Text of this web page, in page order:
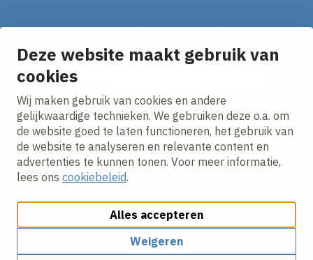
Deze website maakt gebruik van
cookies
Wij maken gebruik van cookies en andere
gelijkwaardige technieken. We gebruiken deze o.a. om
de website goed te laten functioneren, het gebruik van
de website te analyseren en relevante content en
advertenties te kunnen tonen. Voor meer informatie,
lees ons cookiebeleid.
Alles accepteren
Weigeren
Ontvang onze nieuws alerts in je mailbox!
E-mailadres
Ik ga akkoord met hetprivacy statement.
Cookies aanpassenCookie beleidPrivacy policy
Algemene inkoopvoorwaarden